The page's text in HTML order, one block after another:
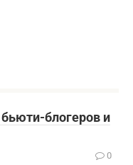
блогеров и
0